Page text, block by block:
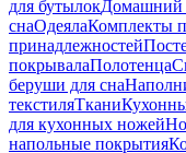
для бутылокДомашний
снаОдеялаКомплекты
принадлежностей
покрывалаПолотенца
беруши для сна
текстиляТкани
для кухонных ножей
напольные покрытия